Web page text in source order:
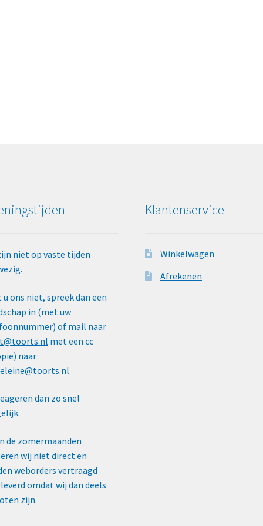
niet op vaste tijden
u ons niet, spreek dan een
in (met uw
of mail naar
met een cc
naar
dan zo snel
de zomermaanden
wij niet direct en
weborders vertraagd
omdat wij dan deels
zijn.
Klantenservice
Winkelwagen
Afrekenen